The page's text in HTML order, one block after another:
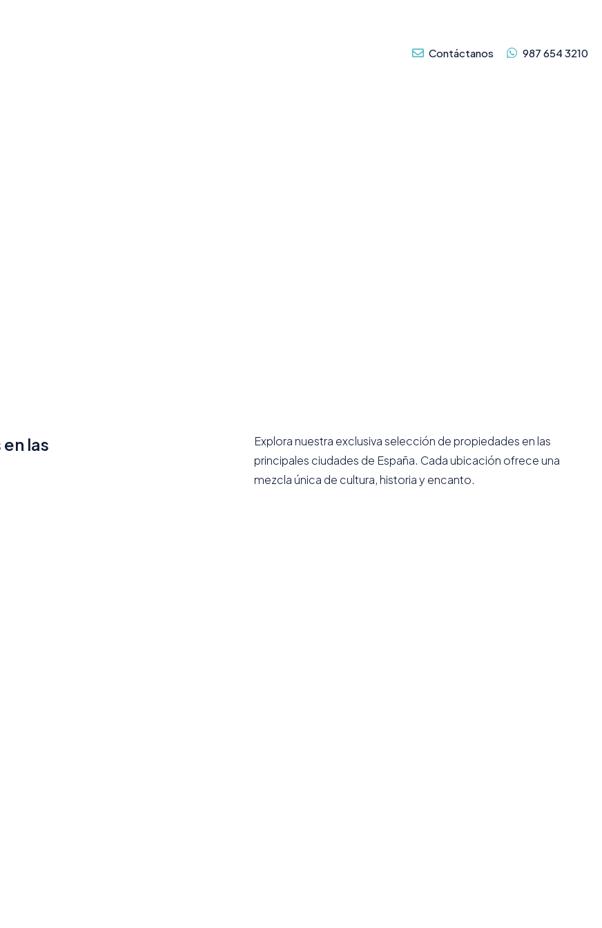
Contáctanos 987 654 3210
las
Explora nuestra exclusiva selección de propiedades en las
principales ciudades de España. Cada ubicación ofrece una
mezcla única de cultura, historia y encanto.